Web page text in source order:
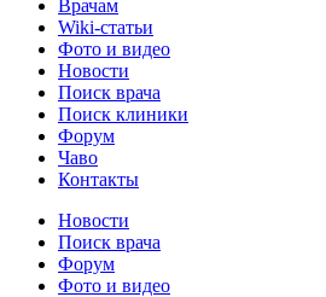
Врачам
Wiki-статьи
Фото и видео
Новости
Поиск врача
Поиск клиники
Форум
Чаво
Контакты
Новости
Поиск врача
Форум
Фото и видео